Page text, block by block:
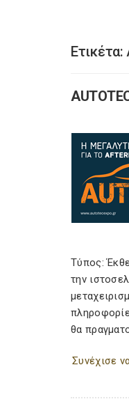
Ετικέτα:
Τύπος:
την
θα
Συνέχισε